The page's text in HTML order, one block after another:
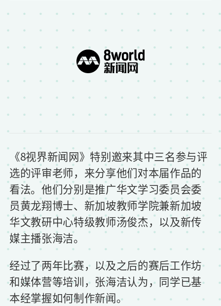
《8视界新闻网》特别邀来其中三名参与评
选的评审老师，来分享他们对本届作品的
看法。他们分别是推广华文学习委员会委
员黄龙翔博士、新加坡教师学院兼新加坡
华文教研中心特级教师汤俊杰，以及新传
媒主播张海洁。
经过了两年比赛，以及之后的赛后工作坊
和媒体营等培训，张海洁认为，同学已基
本经掌握如何制作新闻。